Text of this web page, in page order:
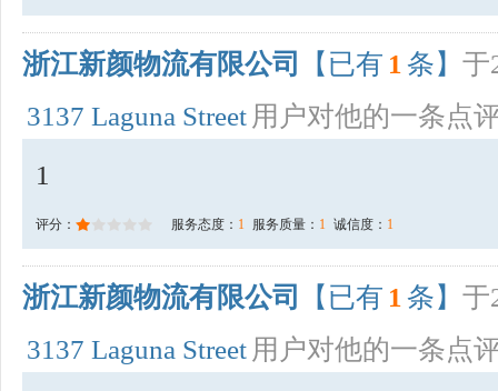
浙江新颜物流有限公司 【已有 1 条】 于
3137 Laguna Street 用户对他的一条点
1
评分： 服务态度： 1 服务质量： 1 诚信度： 1
浙江新颜物流有限公司 【已有 1 条】 于
3137 Laguna Street 用户对他的一条点